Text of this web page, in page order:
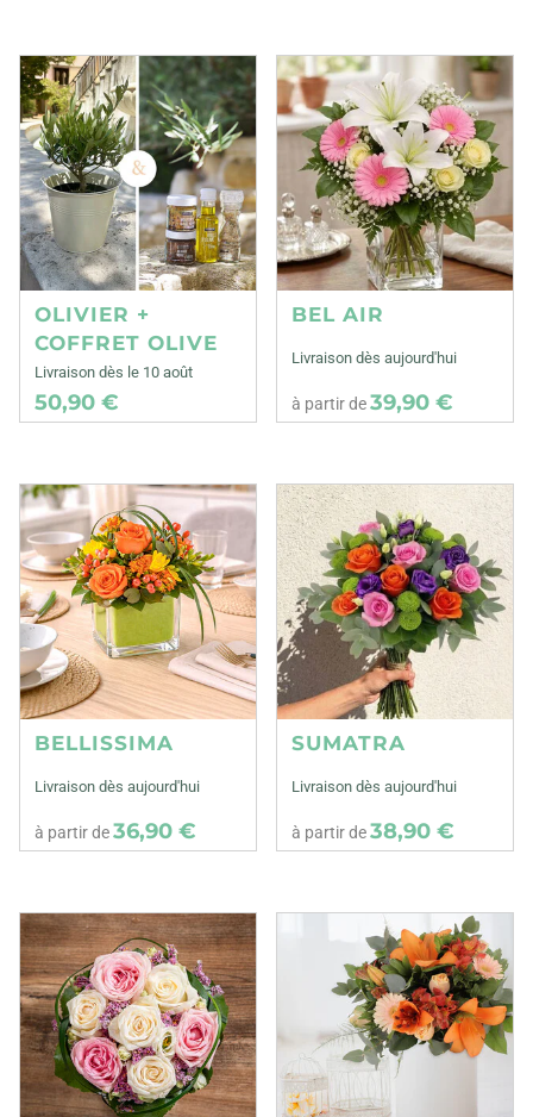
OLIVIER +
COFFRET OLIVE
Livraison dès le 10 août
50,90 €
BEL AIR
Livraison dès aujourd'hui
à partir de39,90 €
BELLISSIMA
Livraison dès aujourd'hui
à partir de36,90 €
SUMATRA
Livraison dès aujourd'hui
à partir de38,90 €